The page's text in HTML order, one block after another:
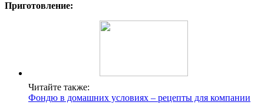
Приготовление:
Читайте также:
Фондю в домашних условиях – рецепты для компании